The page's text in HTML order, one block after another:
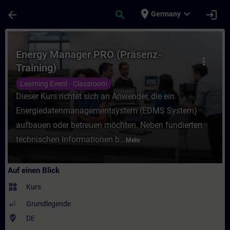
arrow_back search place Germany expand_more login
Kurs - Energy Manager PRO (Präsenz-
more_vert
Energy Manager PRO (Präsenz-
Training)
Learning Event - Classroom
Dieser Kurs richtet sich an Anwender, die ein
Energiedatenmanagementsystem (EDMS System)
aufbauen oder betreuen möchten. Neben fundierten
technischen Informationen b... Mehr
Auf einen Blick
widgets Kurs
Grundlegende
where_to_vote DE